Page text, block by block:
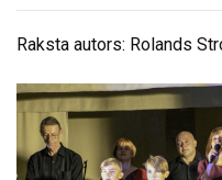
Raksta autors: Rolands